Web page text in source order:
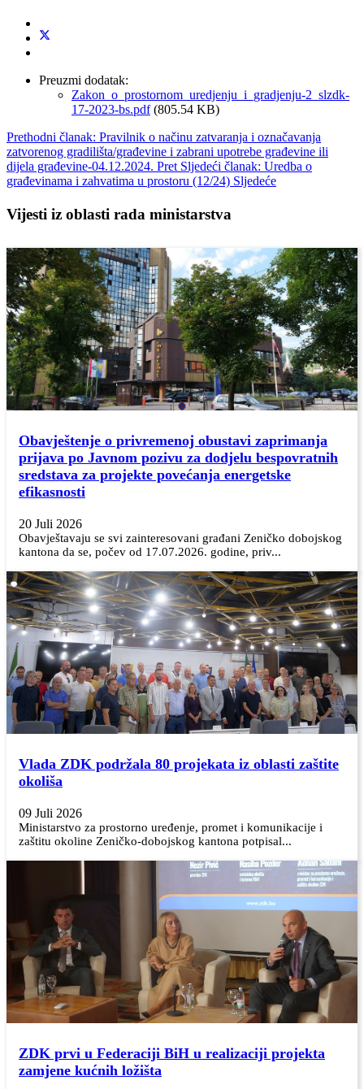
Preuzmi dodatak:
Zakon_o_prostornom_uredjenju_i_gradjenju-2_slzdk-
17-2023-bs.pdf(805.54 KB)
Prethodni članak: Pravilnik o načinu zatvaranja i označavanja
zatvorenog gradilišta/građevine i zabrani upotrebe građevine ili
dijela građevine-04.12.2024. Pret Sljedeći članak: Uredba o
građevinama i zahvatima u prostoru (12/24) Sljedeće
Vijesti iz oblasti rada ministarstva
Obavještenje o privremenoj obustavi zaprimanja
prijava po Javnom pozivu za dodjelu bespovratnih
sredstava za projekte povećanja energetske
efikasnosti
20 Juli 2026
Obavještavaju se svi zainteresovani građani Zeničko dobojskog
kantona da se, počev od 17.07.2026. godine, priv...
Vlada ZDK podržala 80 projekata iz oblasti zaštite
okoliša
09 Juli 2026
Ministarstvo za prostorno uređenje, promet i komunikacije i
zaštitu okoline Zeničko-dobojskog kantona potpisal...
ZDK prvi u Federaciji BiH u realizaciji projekta
zamjene kućnih ložišta